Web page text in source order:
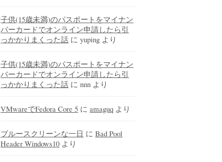
子供(15歳未満)のパスポートをマイナン
バーカードでオンライン申請したら引
っかかりまくった話 にyuping より
子供(15歳未満)のパスポートをマイナン
バーカードでオンライン申請したら引
っかかりまくった話 にnnn より
VMwareでFedora Core 5 にamaguq より
ブルースクリーンな一日 にBad Pool
Header Windows10 より